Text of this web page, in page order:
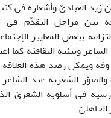
زید العبادیّ وأشعاره فی
بین مراحل التقدّم فی
ببعض المعاییر
وبیئته الثقافیّه کما
ویمکن رصد هذه العلاقه
والصوّر الشعریه عند
فی أسلوبه الشعریّ